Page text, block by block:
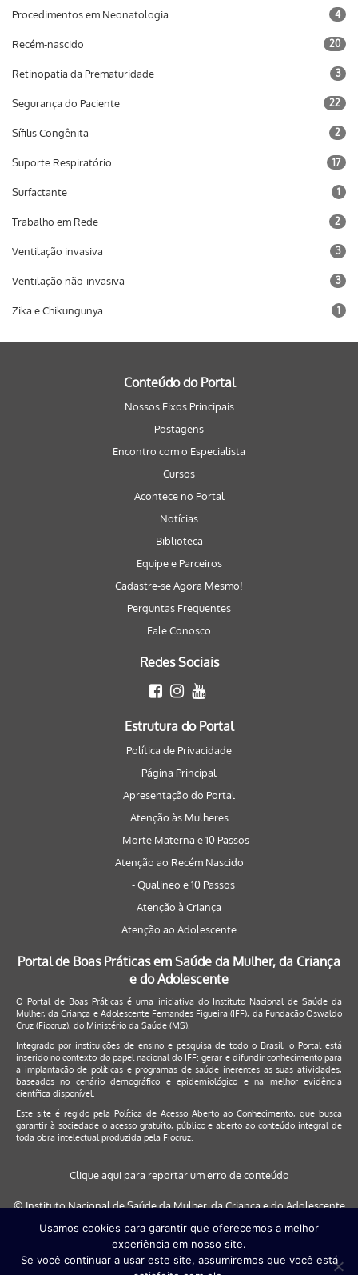
Procedimentos em Neonatologia 4
Recém-nascido 20
Retinopatia da Prematuridade 3
Segurança do Paciente 22
Sífilis Congênita 2
Suporte Respiratório 17
Surfactante 1
Trabalho em Rede 2
Ventilação invasiva 3
Ventilação não-invasiva 3
Zika e Chikungunya 1
Conteúdo do Portal
Nossos Eixos Principais
Postagens
Encontro com o Especialista
Cursos
Acontece no Portal
Notícias
Biblioteca
Equipe e Parceiros
Cadastre-se Agora Mesmo!
Perguntas Frequentes
Fale Conosco
Redes Sociais
Estrutura do Portal
Política de Privacidade
Página Principal
Apresentação do Portal
Atenção às Mulheres
- Morte Materna e 10 Passos
Atenção ao Recém Nascido
- Qualineo e 10 Passos
Atenção à Criança
Atenção ao Adolescente
Portal de Boas Práticas em Saúde da Mulher, da Criança
e do Adolescente
O Portal de Boas Práticas é uma iniciativa do Instituto Nacional de Saúde da
Mulher, da Criança e Adolescente Fernandes Figueira (IFF), da Fundação Oswaldo
Cruz (Fiocruz), do Ministério da Saúde (MS).
Integrado por instituições de ensino e pesquisa de todo o Brasil, o Portal está
inserido no contexto do papel nacional do IFF: gerar e difundir conhecimento para
a implantação de políticas e programas de saúde inerentes as suas atividades,
baseados no cenário demográfico e epidemiológico e na melhor evidência
científica disponível.
Este site é regido pela Política de Acesso Aberto ao Conhecimento, que busca
garantir à sociedade o acesso gratuito, público e aberto ao conteúdo integral de
toda obra intelectual produzida pela Fiocruz.
Clique aqui para reportar um erro de conteúdo
© Instituto Nacional de Saúde da Mulher, da Criança e do Adolescente
Este site será melhor visualizado nos navegadores: Google Chrome (a
partir da versão 30) | Internet Explorer (a partir da versão 9) | FireFox (
Usamos cookies para garantir que oferecemos a melhor
experiência em nosso site.
Se você continuar a usar este site, assumiremos que você está